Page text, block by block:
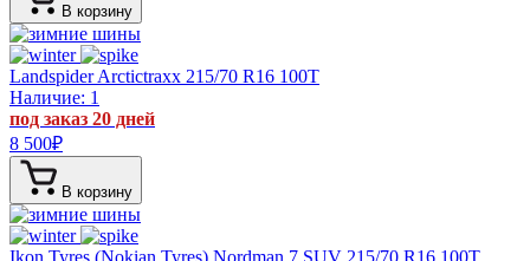
В корзину
Landspider Arctictraxx 215/70 R16 100T
Наличие: 1
под заказ 20 дней
8 500₽
В корзину
Ikon Tyres (Nokian Tyres) Nordman 7 SUV 215/70 R16 100T